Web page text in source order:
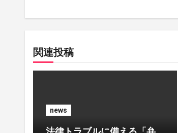
シ
ン
関連投稿
news